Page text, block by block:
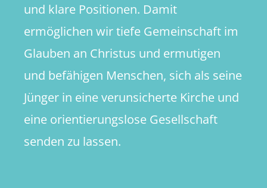
und klare Positionen. Damit
ermöglichen wir tiefe Gemeinschaft im
Glauben an Christus und ermutigen
und befähigen Menschen, sich als seine
Jünger in eine verunsicherte Kirche und
eine orientierungslose Gesellschaft
senden zu lassen.